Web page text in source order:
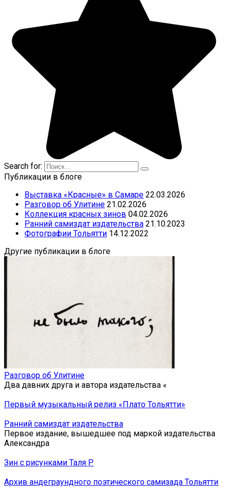
Search for:
Публикации в блоге
Выставка «Красные» в Самаре 22.03.2026
Разговор об Улитине 21.02.2026
Коллекция красных зинов 04.02.2026
Ранний самиздат издательства 21.10.2023
Фотографии Тольятти 14.12.2022
Другие публикации в блоге
Разговор об Улитине
Два давних друга и автора издательства «
Первый музыкальный релиз «Плато Тольятти»
Ранний самиздат издательства
Первое издание, вышедшее под маркой издательства
Александра
Зин с рисунками Таля Р
Архив андеграундного поэтического самизада Тольятти